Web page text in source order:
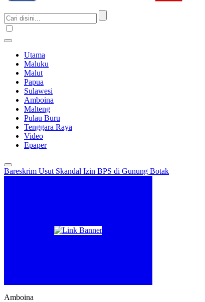
Utama
Maluku
Malut
Papua
Sulawesi
Amboina
Malteng
Pulau Buru
Tenggara Raya
Video
Epaper
Bareskrim Usut Skandal Izin BPS di Gunung Botak
Amboina